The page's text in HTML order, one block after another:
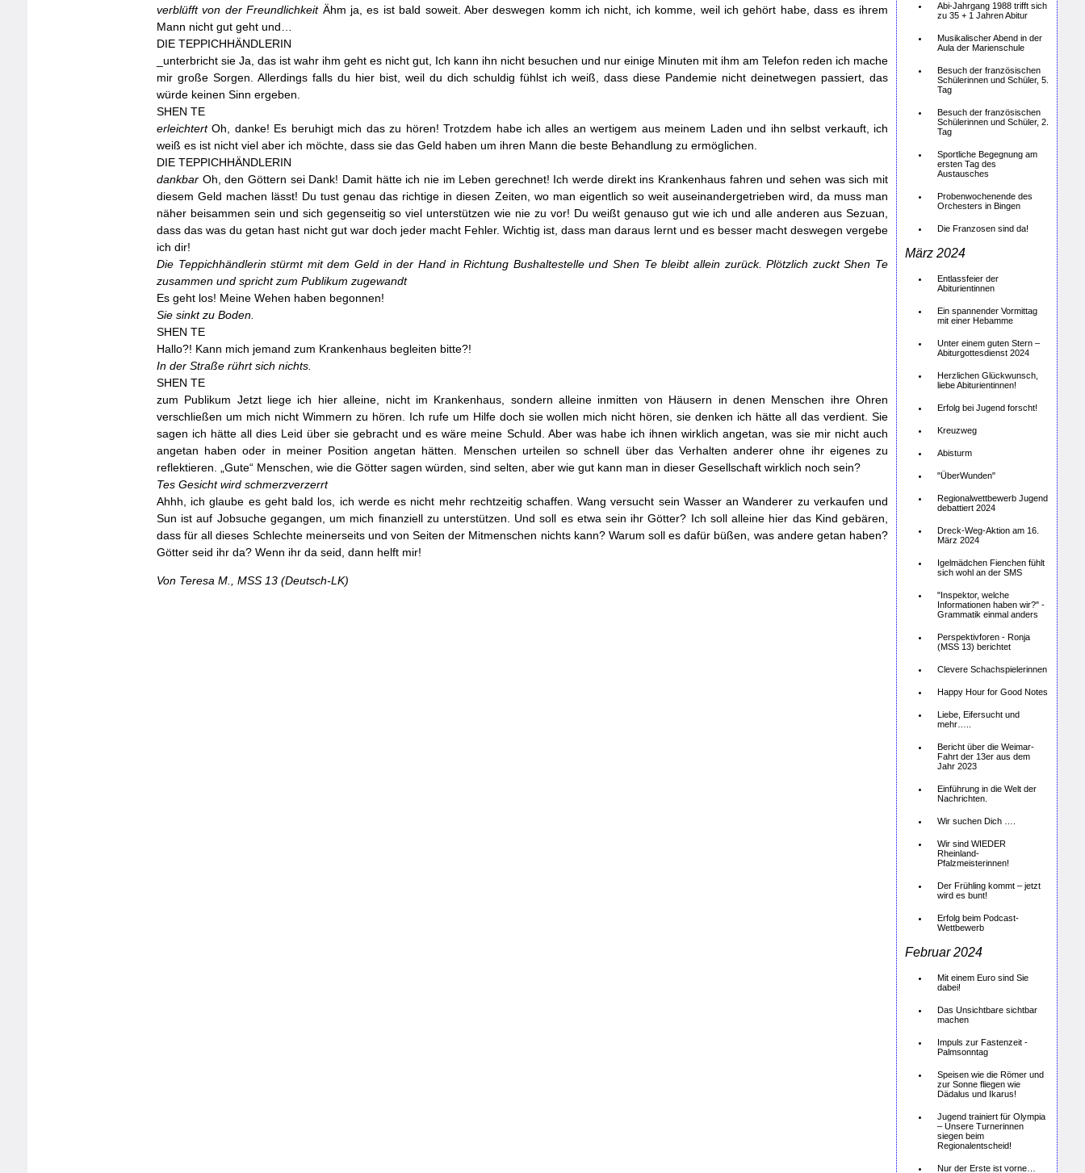
verblüfft von der FreundlichkeitÄhm ja, es ist bald soweit. Aber deswegen komm ich nicht, ich komme, weil ich gehört habe, dass es ihrem
Mann nicht gut geht und…
DIE TEPPICHHÄNDLERIN
_unterbricht sie Ja, das ist wahr ihm geht es nicht gut, Ich kann ihn nicht besuchen und nur einige Minuten mit ihm am Telefon reden ich mache
mir große Sorgen. Allerdings falls du hier bist, weil du dich schuldig fühlst ich weiß, dass diese Pandemie nicht deinetwegen passiert, das
würde keinen Sinn ergeben.
SHEN TE
erleichtertOh, danke! Es beruhigt mich das zu hören! Trotzdem habe ich alles an wertigem aus meinem Laden und ihn selbst verkauft, ich
weiß es ist nicht viel aber ich möchte, dass sie das Geld haben um ihren Mann die beste Behandlung zu ermöglichen.
DIE TEPPICHHÄNDLERIN
dankbar Oh, den Göttern sei Dank! Damit hätte ich nie im Leben gerechnet! Ich werde direkt ins Krankenhaus fahren und sehen was sich mit
diesem Geld machen lässt! Du tust genau das richtige in diesen Zeiten, wo man eigentlich so weit auseinandergetrieben wird, da muss man
näher beisammen sein und sich gegenseitig so viel unterstützen wie nie zu vor! Du weißt genauso gut wie ich und alle anderen aus Sezuan,
dass das was du getan hast nicht gut war doch jeder macht Fehler. Wichtig ist, dass man daraus lernt und es besser macht deswegen vergebe
ich dir!
Die Teppichhändlerin stürmt mit dem Geld in der Hand in Richtung Bushaltestelle und Shen Te bleibt allein zurück. Plötzlich zuckt Shen Te
zusammen und spricht zum Publikum zugewandt
Es geht los! Meine Wehen haben begonnen!
Sie sinkt zu Boden.
SHEN TE
Hallo?! Kann mich jemand zum Krankenhaus begleiten bitte?!
In der Straße rührt sich nichts.
SHEN TE
zum Publikum Jetzt liege ich hier alleine, nicht im Krankenhaus, sondern alleine inmitten von Häusern in denen Menschen ihre Ohren
verschließen um mich nicht Wimmern zu hören. Ich rufe um Hilfe doch sie wollen mich nicht hören, sie denken ich hätte all das verdient. Sie
sagen ich hätte all dies Leid über sie gebracht und es wäre meine Schuld. Aber was habe ich ihnen wirklich angetan, was sie mir nicht auch
angetan haben oder in meiner Position angetan hätten. Menschen urteilen so schnell über das Verhalten anderer ohne ihr eigenes zu
reflektieren. „Gute“ Menschen, wie die Götter sagen würden, sind selten, aber wie gut kann man in dieser Gesellschaft wirklich noch sein?
Tes Gesicht wird schmerzverzerrt
Ahhh, ich glaube es geht bald los, ich werde es nicht mehr rechtzeitig schaffen. Wang versucht sein Wasser an Wanderer zu verkaufen und
Sun ist auf Jobsuche gegangen, um mich finanziell zu unterstützen. Und soll es etwa sein ihr Götter? Ich soll alleine hier das Kind gebären,
dass für all dieses Schlechte meinerseits und von Seiten der Mitmenschen nichts kann? Warum soll es dafür büßen, was andere getan haben?
Götter seid ihr da? Wenn ihr da seid, dann helft mir!
Von Teresa M., MSS 13 (Deutsch-LK)
Abi-Jahrgang 1988 trifft sich
zu 35 + 1 Jahren Abitur
Musikalischer Abend in der
Aula der Marienschule
Besuch der französischen
Schülerinnen und Schüler, 5.
Tag
Besuch der französischen
Schülerinnen und Schüler, 2.
Tag
Sportliche Begegnung am
ersten Tag des
Austausches
Probenwochenende des
Orchesters in Bingen
Die Franzosen sind da!
März 2024
Entlassfeier der
Abiturientinnen
Ein spannender Vormittag
mit einer Hebamme
Unter einem guten Stern –
Abiturgottesdienst 2024
Herzlichen Glückwunsch,
liebe Abiturientinnen!
Erfolg bei Jugend forscht!
Kreuzweg
Abisturm
"ÜberWunden"
Regionalwettbewerb Jugend
debattiert 2024
Dreck-Weg-Aktion am 16.
März 2024
Igelmädchen Fienchen fühlt
sich wohl an der SMS
"Inspektor, welche
Informationen haben wir?" -
Grammatik einmal anders
Perspektivforen - Ronja
(MSS 13) berichtet
Clevere Schachspielerinnen
Happy Hour for Good Notes
Liebe, Eifersucht und
mehr…..
Bericht über die Weimar-
Fahrt der 13er aus dem
Jahr 2023
Einführung in die Welt der
Nachrichten.
Wir suchen Dich ….
Wir sind WIEDER
Rheinland-
Pfalzmeisterinnen!
Der Frühling kommt – jetzt
wird es bunt!
Erfolg beim Podcast-
Wettbewerb
Februar 2024
Mit einem Euro sind Sie
dabei!
Das Unsichtbare sichtbar
machen
Impuls zur Fastenzeit -
Palmsonntag
Speisen wie die Römer und
zur Sonne fliegen wie
Dädalus und Ikarus!
Jugend trainiert für Olympia
– Unsere Turnerinnen
siegen beim
Regionalentscheid!
Nur der Erste ist vorne…